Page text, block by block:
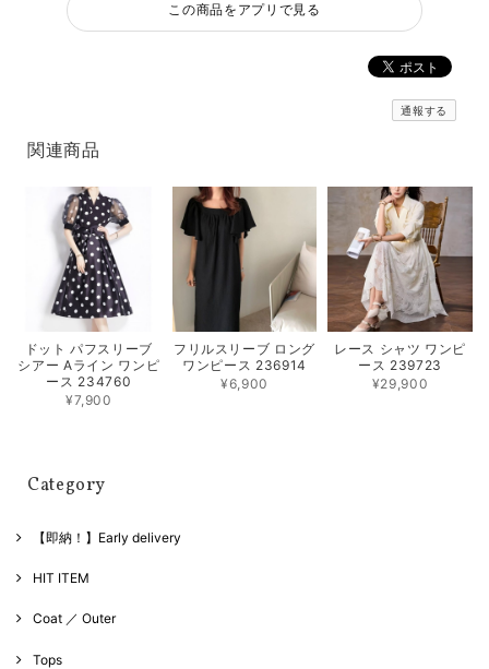
この商品をアプリで見る
通報する
関連商品
ドット パフスリーブ
シアー Aライン ワンピ
ース 234760
¥7,900
フリルスリーブ ロング
ワンピース 236914
¥6,900
レース シャツ ワンピ
ース 239723
¥29,900
Category
【即納！】Early delivery
HIT ITEM
Coat ／ Outer
Tops